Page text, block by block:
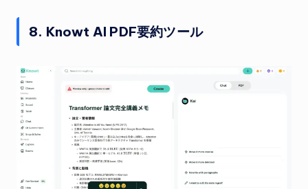
8. Knowt AI PDF要約ツール